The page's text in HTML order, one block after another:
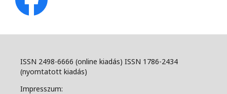
ISSN 2498-6666 (online kiadás) ISSN 1786-2434
(nyomtatott kiadás)
Impresszum: